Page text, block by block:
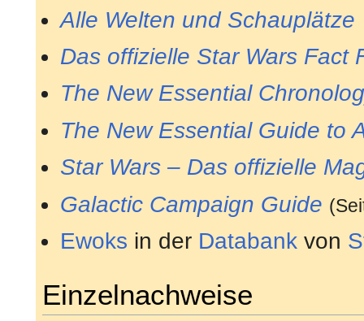
Alle Welten und Schauplätze
Das offizielle Star Wars Fact
The New Essential
The New Essential Guide to
Star Wars – Das offizielle
Galactic Campaign Guide
Ewoks in der Databank von
Einzelnachweise